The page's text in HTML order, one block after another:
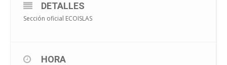
DETALLES
Sección oficial ECOISLAS
HORA